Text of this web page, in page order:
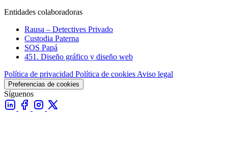
Entidades colaboradoras
Rausa – Detectives Privado
Custodia Paterna
SOS Papá
451. Diseño gráfico y diseño web
Política de privacidad Política de cookies Aviso legal
Preferencias de cookies
Síguenos